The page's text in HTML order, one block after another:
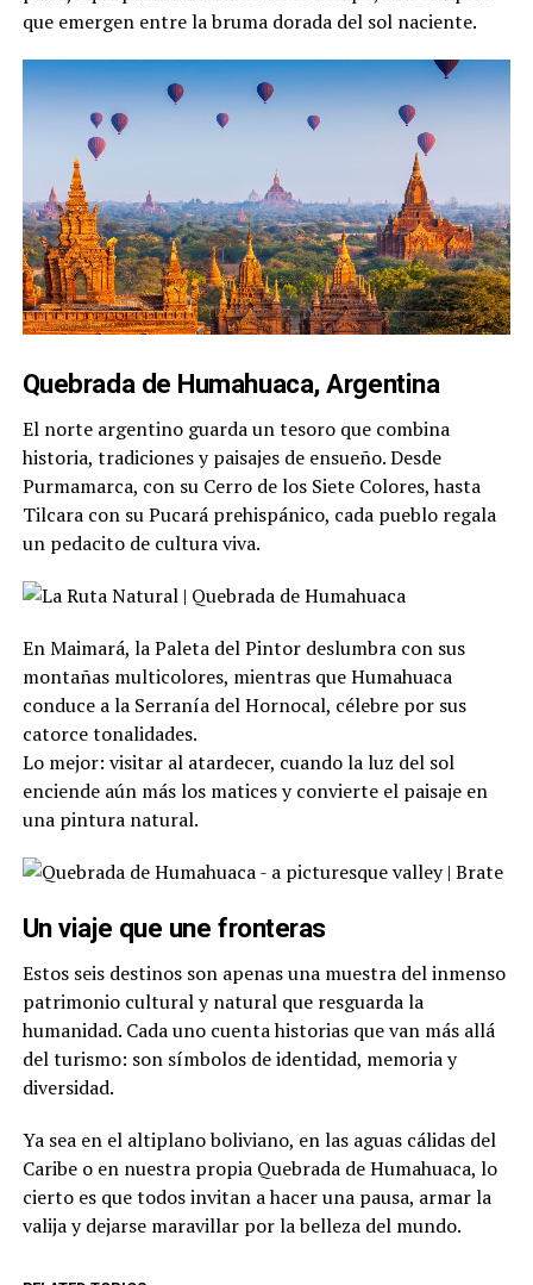
que emergen entre la bruma dorada del sol naciente.
Quebrada de Humahuaca, Argentina
El norte argentino guarda un tesoro que combina
historia, tradiciones y paisajes de ensueño. Desde
Purmamarca, con su Cerro de los Siete Colores, hasta
Tilcara con su Pucará prehispánico, cada pueblo regala
un pedacito de cultura viva.
En Maimará, la Paleta del Pintor deslumbra con sus
montañas multicolores, mientras que Humahuaca
conduce a la Serranía del Hornocal, célebre por sus
catorce tonalidades.
Lo mejor: visitar al atardecer, cuando la luz del sol
enciende aún más los matices y convierte el paisaje en
una pintura natural.
Un viaje que une fronteras
Estos seis destinos son apenas una muestra del inmenso
patrimonio cultural y natural que resguarda la
humanidad. Cada uno cuenta historias que van más allá
del turismo: son símbolos de identidad, memoria y
diversidad.
Ya sea en el altiplano boliviano, en las aguas cálidas del
Caribe o en nuestra propia Quebrada de Humahuaca, lo
cierto es que todos invitan a hacer una pausa, armar la
valija y dejarse maravillar por la belleza del mundo.